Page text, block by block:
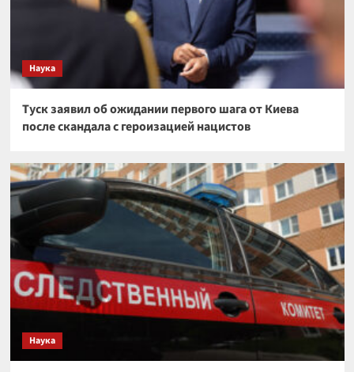
Наука
Туск заявил об ожидании первого шага от Киева
после скандала с героизацией нацистов
Наука